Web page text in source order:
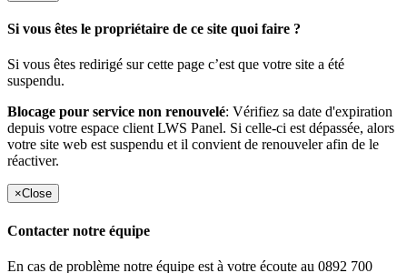
Si vous êtes le propriétaire de ce site quoi faire ?
Si vous êtes redirigé sur cette page c’est que votre site a été
suspendu.
Blocage pour service non renouvelé: Vérifiez sa date d'expiration
depuis votre espace client LWS Panel. Si celle-ci est dépassée, alors
votre site web est suspendu et il convient de renouveler afin de le
réactiver.
×Close
Contacter notre équipe
En cas de problème notre équipe est à votre écoute au 0892 700